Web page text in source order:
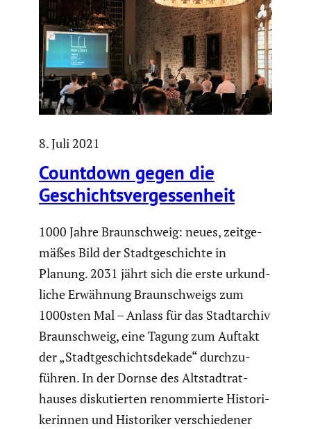
8. Juli 2021
Countdown gegen die
Geschichts­ver­ges­sen­heit
1000 Jahre Braun­schweig: neues, zeitge­
mäßes Bild der Stadt­ge­schichte in
Planung. 2031 jährt sich die erste urkund­
liche Erwähnung Braun­schweigs zum
1000sten Mal – Anlass für das Stadt­ar­chiv
Braun­schweig, eine Tagung zum Auftakt
der „Stadt­ge­schichts­de­kade“ durch­zu­
führen. In der Dornse des Altstadt­rat­
hauses disku­tierten renom­mierte Histo­ri­
ke­rinnen und Histo­riker verschie­dener